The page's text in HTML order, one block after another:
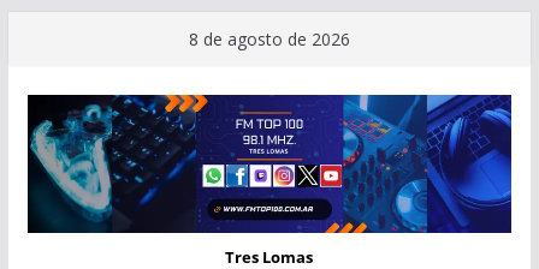
contenido
8 de agosto de 2026
Tres Lomas